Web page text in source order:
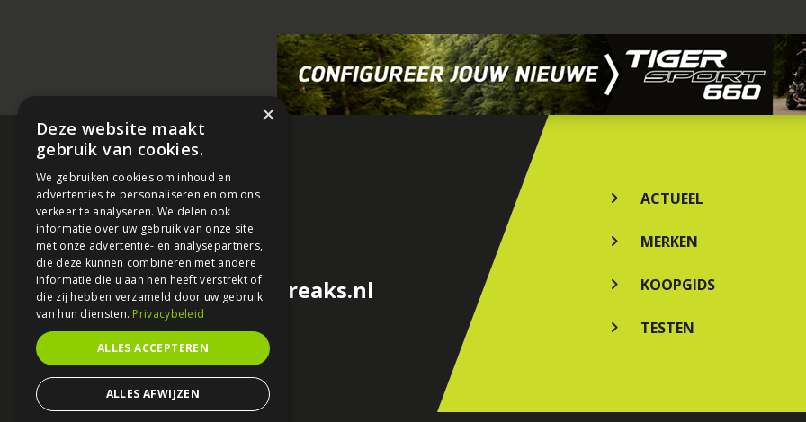
redactie@motorfreaks.nl
ACTUEEL
MERKEN
KOOPGIDS
TESTEN
×
Deze website maakt
gebruik van cookies.
We gebruiken cookies om inhoud en
advertenties te personaliseren en om ons
verkeer te analyseren. We delen ook
informatie over uw gebruik van onze site
met onze advertentie- en analysepartners,
die deze kunnen combineren met andere
informatie die u aan hen heeft verstrekt of
die zij hebben verzameld door uw gebruik
van hun diensten. Privacybeleid
ALLES ACCEPTEREN
ALLES AFWIJZEN